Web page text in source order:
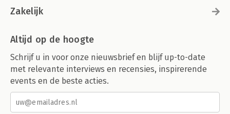
Zakelijk
Altijd op de hoogte
Schrijf u in voor onze nieuwsbrief en blijf up-to-date
met relevante interviews en recensies, inspirerende
events en de beste acties.